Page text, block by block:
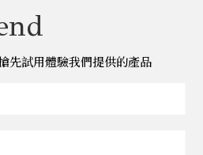
先試用體驗我們提供的產品